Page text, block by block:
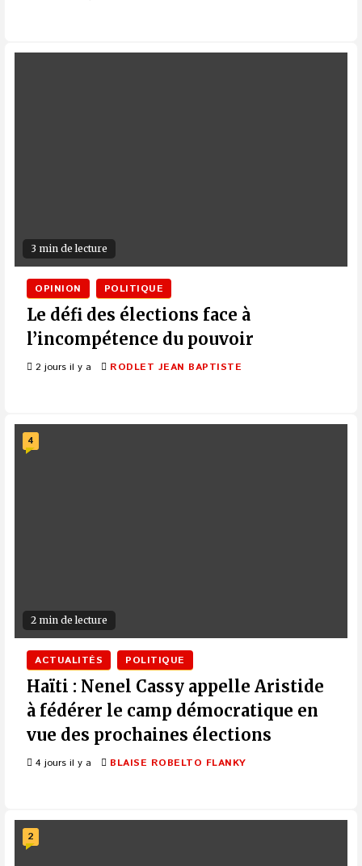
3 min de lecture
OPINION POLITIQUE
Le défi des élections face à
l’incompétence du pouvoir
2 jours il y a RODLET JEAN BAPTISTE
2 min de lecture
4
ACTUALITÉS POLITIQUE
Haïti : Nenel Cassy appelle Aristide
à fédérer le camp démocratique en
vue des prochaines élections
4 jours il y a BLAISE ROBELTO FLANKY
2